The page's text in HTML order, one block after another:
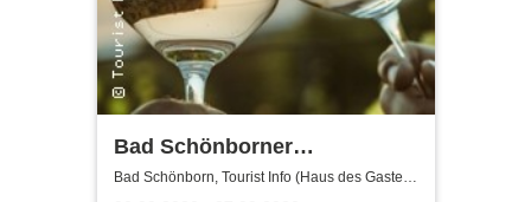
Bad Schönborner
Weinwandertag
Bad Schönborn, Tourist Info (Haus des Gastes)
Bad Schönborn